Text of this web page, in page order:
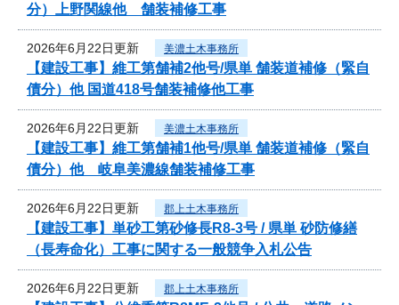
分）上野関線他 舗装補修工事
2026年6月22日更新 美濃土木事務所
【建設工事】維工第舗補2他号/県単 舗装道補修（緊自
債分）他 国道418号舗装補修他工事
2026年6月22日更新 美濃土木事務所
【建設工事】維工第舗補1他号/県単 舗装道補修（緊自
債分）他 岐阜美濃線舗装補修工事
2026年6月22日更新 郡上土木事務所
【建設工事】単砂工第砂修長R8-3号 / 県単 砂防修繕
（長寿命化）工事に関する一般競争入札公告
2026年6月22日更新 郡上土木事務所